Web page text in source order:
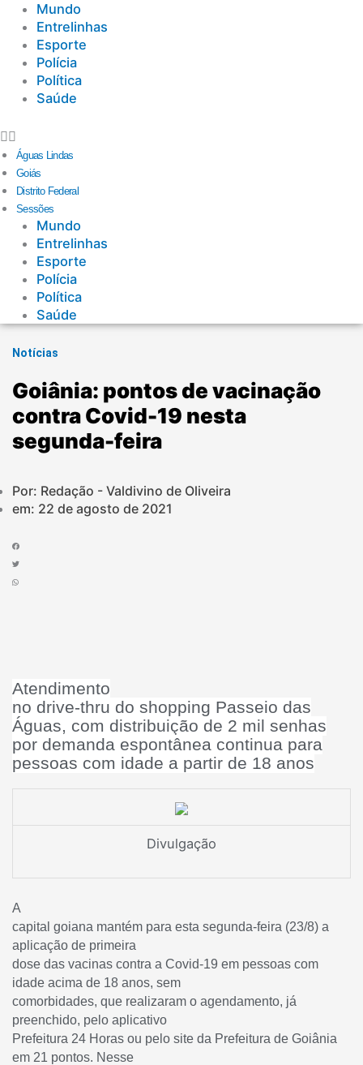
Mundo
Entrelinhas
Esporte
Polícia
Política
Saúde
Águas Lindas
Goiás
Distrito Federal
Sessões
Mundo
Entrelinhas
Esporte
Polícia
Política
Saúde
Notícias
Goiânia: pontos de vacinação
contra Covid-19 nesta
segunda-feira
Por: Redação - Valdivino de Oliveira
em: 22 de agosto de 2021
Atendimento
no drive-thru do shopping Passeio das
Águas, com distribuição de 2 mil senhas
por demanda espontânea continua para
pessoas com idade a partir de 18 anos
Divulgação
A
capital goiana mantém para esta segunda-feira (23/8) a
aplicação de primeira
dose das vacinas contra a Covid-19 em pessoas com
idade acima de 18 anos, sem
comorbidades, que realizaram o agendamento, já
preenchido, pelo aplicativo
Prefeitura 24 Horas ou pelo site da Prefeitura de Goiânia
em 21 pontos. Nesse